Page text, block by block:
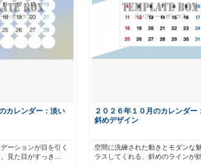
カレンダー：淡い
ーションが目を引く
見た目がすっき…
２０２６年１０月のカレンダー
斜めデザイン
空間に洗練された動きとモダンな
ラスしてくれる、斜めのラインが